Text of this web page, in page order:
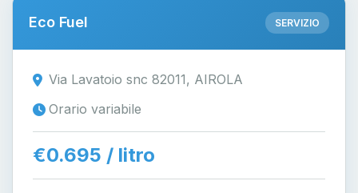
Eco Fuel SERVIZIO
Via Lavatoio snc 82011, AIROLA
Orario variabile
€0.695 / litro